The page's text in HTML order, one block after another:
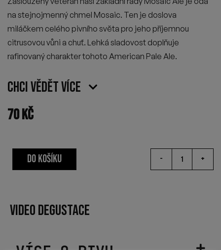
na stejnojmenný chmel Mosaic. Ten je doslova
miláčkem celého pivního světa pro jeho příjemnou
citrusovou vůni a chuť. Lehká sladovost doplňuje
rafinovaný charakter tohoto American Pale Ale.
Chci vědět více
70Kč
- +
DO KOŠÍKU
VIDEO DEGUSTACE